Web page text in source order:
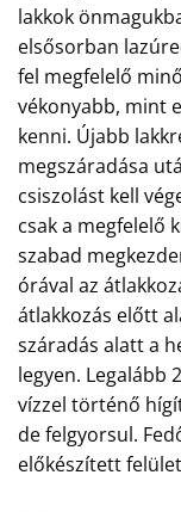
lakkok
elsősorban
fel megfelelő
vékonyabb, mint
kenni. Újabb
megszáradása
csiszolást kell
csak a megfelelő
szabad
órával az
átlakkozás előtt
száradás alatt a
legyen. Legalább
vízzel történő
de felgyorsul.
előkészített